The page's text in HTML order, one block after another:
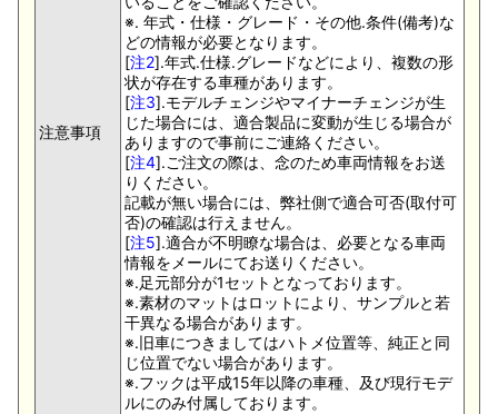
注意事項
※. 年式・仕様・グレード・その他.条件(備考)な
どの情報が必要となります。
[注2].年式.仕様.グレードなどにより、複数の形
状が存在する車種があります。
[注3].モデルチェンジやマイナーチェンジが生
じた場合には、適合製品に変動が生じる場合が
ありますので事前にご連絡ください。
[注4].ご注文の際は、念のため車両情報をお送
りください。
記載が無い場合には、弊社側で適合可否(取付可
否)の確認は行えません。
[注5].適合が不明瞭な場合は、必要となる車両
情報をメールにてお送りください。
※.足元部分が1セットとなっております。
※.素材のマットはロットにより、サンプルと若
干異なる場合があります。
※.旧車につきましてはハトメ位置等、純正と同
じ位置でない場合があります。
※.フックは平成15年以降の車種、及び現行モデ
ルにのみ付属しております。